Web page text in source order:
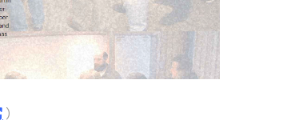
）